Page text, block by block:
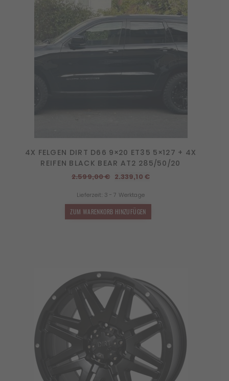
4X FELGEN DIRT D66 9×20 ET35 5×127 + 4X
REIFEN BLACK BEAR AT2 285/50/20
2.599,00€ Ursprünglicher
war:
2.599,00 €
2.339,10 €Aktueller
Lieferzeit: 3 - 7 Werktage
ZUM WARENKORB HINZUFÜGEN